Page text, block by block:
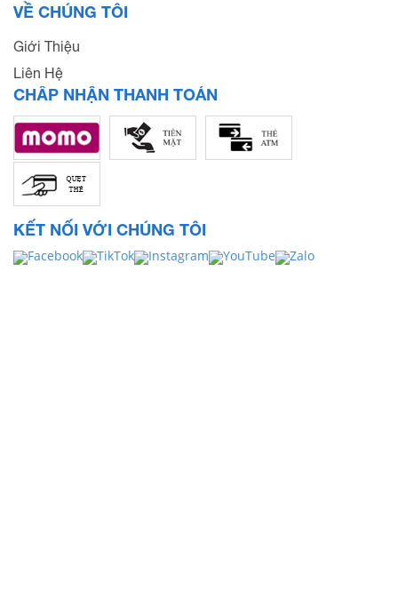
VỀ CHÚNG TÔI
Giới Thiệu
Liên Hệ
CHẤP NHẬN THANH TOÁN
KẾT NỐI VỚI CHÚNG TÔI